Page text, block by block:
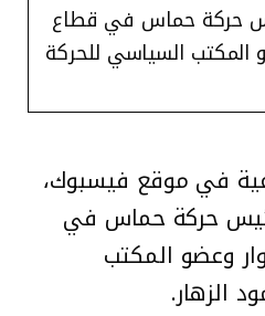
حركة حماس في قطاع
المكتب السياسي للحركة
في موقع فيسبوك،
حركة حماس في
وعضو المكتب
الزهار.